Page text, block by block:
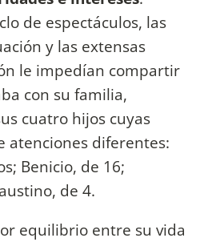
de espectáculos, las
y las extensas
le impedían compartir
con su familia,
cuatro hijos cuyas
atenciones diferentes:
Benicio, de 16;
de 4.
equilibrio entre su vida